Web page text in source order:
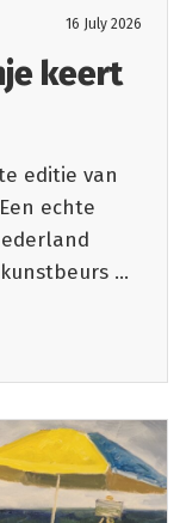
16 July 2026
keert
editie van
echte
...